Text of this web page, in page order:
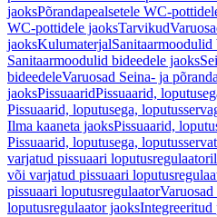
jaoksPõrandapealsetele WC-
WC-pottidele jaoksTarvikud
jaoksKulumaterjalSanitaarmoodulid
Sanitaarmoodulid bideedele jaoks
bideedeleVaruosad Seina- ja
jaoksPissuaaridPissuaarid,
Pissuaarid, loputusega,
Ilma kaaneta jaoksPissuaarid,
Pissuaarid, loputusega,
varjatud pissuaari
või varjatud pissuaari
pissuaari loputusregulaator
loputusregulaator jaoksIntegreeritud